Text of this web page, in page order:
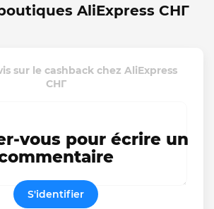
AliExpress СНГ
sur le cashback chez AliExpress
СНГ
vous pour écrire un
S'identifier